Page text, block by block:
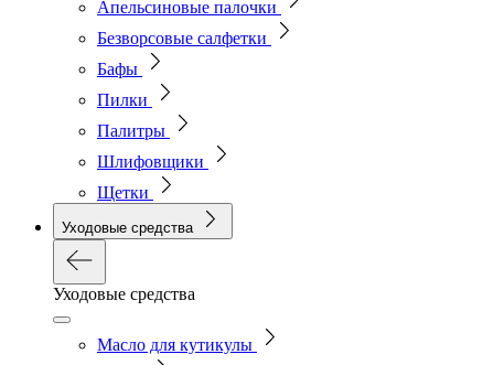
Апельсиновые палочки
Безворсовые салфетки
Бафы
Пилки
Палитры
Шлифовщики
Щетки
Уходовые средства
Уходовые средства
Масло для кутикулы